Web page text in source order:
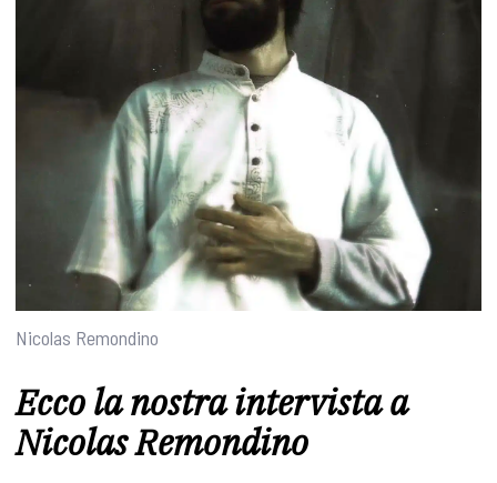
Nicolas Remondino
Ecco la nostra intervista a
Nicolas Remondino